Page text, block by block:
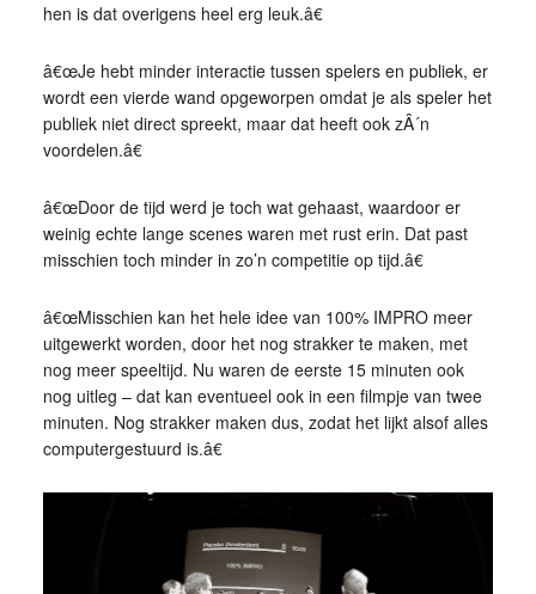
hen is dat overigens heel erg leuk.â€
â€œJe hebt minder interactie tussen spelers en publiek, er
wordt een vierde wand opgeworpen omdat je als speler het
publiek niet direct spreekt, maar dat heeft ook zÂ´n
voordelen.â€
â€œDoor de tijd werd je toch wat gehaast, waardoor er
weinig echte lange scenes waren met rust erin. Dat past
misschien toch minder in zo’n competitie op tijd.â€
â€œMisschien kan het hele idee van 100% IMPRO meer
uitgewerkt worden, door het nog strakker te maken, met
nog meer speeltijd. Nu waren de eerste 15 minuten ook
nog uitleg – dat kan eventueel ook in een filmpje van twee
minuten. Nog strakker maken dus, zodat het lijkt alsof alles
computergestuurd is.â€